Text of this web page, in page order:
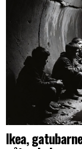
Ikea,